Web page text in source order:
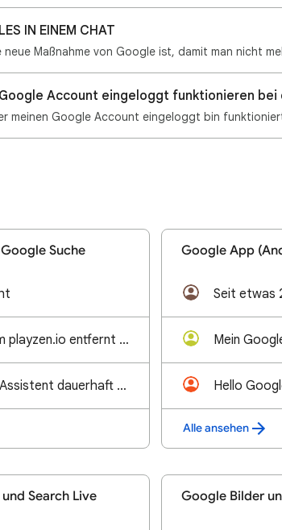
IN EINEM CHAT
Account eingeloggt funktionieren bei
Suche
Kein Internet, nachdem playzen.io entfernt wurde
Wie kann man Google Assistent dauerhaft benden
Google App
Alle ansehen
Search Live Google Bilder